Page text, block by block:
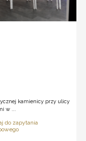
kamienicy przy ulicy
w ...